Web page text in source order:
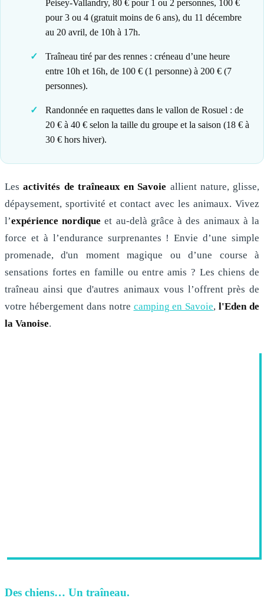
Peisey-Vallandry, 80 € pour 1 ou 2 personnes, 100 €
pour 3 ou 4 (gratuit moins de 6 ans), du 11 décembre
au 20 avril, de 10h à 17h.
Traîneau tiré par des rennes : créneau d’une heure
entre 10h et 16h, de 100 € (1 personne) à 200 € (7
personnes).
Randonnée en raquettes dans le vallon de Rosuel : de
20 € à 40 € selon la taille du groupe et la saison (18 € à
30 € hors hiver).
Lesactivités de traîneaux en Savoie allient nature, glisse,
dépaysement, sportivité et contact avec les animaux. Vivez
l’expérience nordique et au-delà grâce à des animaux à la
force et à l’endurance surprenantes ! Envie d’une simple
promenade, d'un moment magique ou d’une course à
sensations fortes en famille ou entre amis ? Les chiens de
traîneau ainsi que d'autres animaux vous l’offrent près de
votre hébergement dans notre camping en Savoie,l'Eden de
la Vanoise.
Des chiens… Un traîneau.